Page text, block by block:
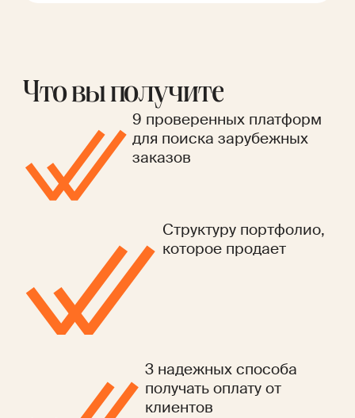
Что вы получите
9 проверенных платформ
для поиска зарубежных
заказов
Структуру портфолио,
которое продает
3 надежных способа
получать оплату от
клиентов